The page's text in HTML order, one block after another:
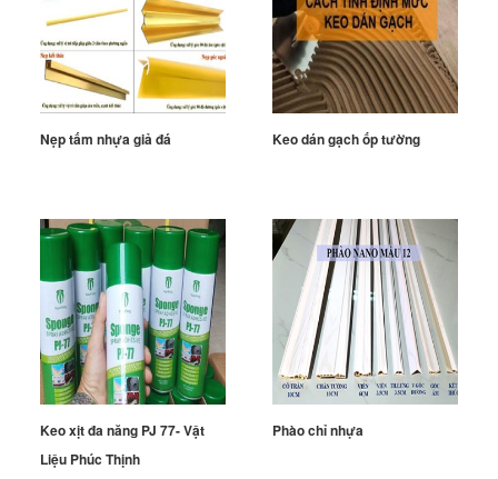
Nẹp tấm nhựa giả đá Keo dán gạch ốp tường
Keo xịt đa năng PJ 77- Vật
Liệu Phúc Thịnh
Phào chỉ nhựa